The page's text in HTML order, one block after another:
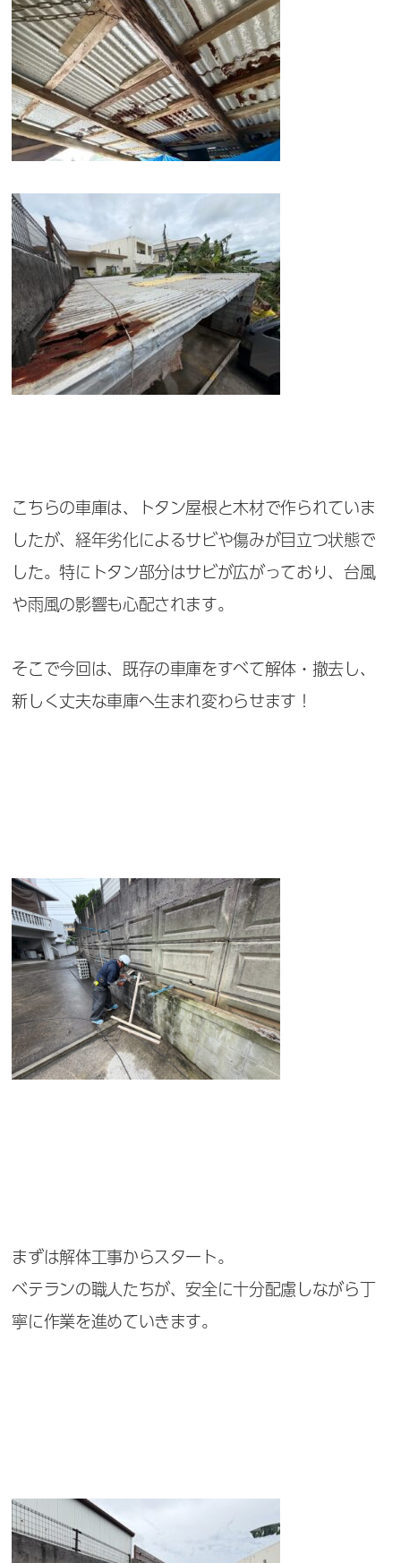
こちらの車庫は、トタン屋根と木材で作られていま
したが、経年劣化によるサビや傷みが目立つ状態で
した。特にトタン部分はサビが広がっており、台風
や雨風の影響も心配されます。
そこで今回は、既存の車庫をすべて解体・撤去し、
新しく丈夫な車庫へ生まれ変わらせます！
まずは解体工事からスタート。
ベテランの職人たちが、安全に十分配慮しながら丁
寧に作業を進めていきます。